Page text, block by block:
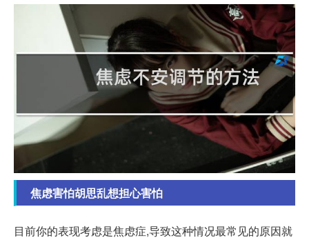
焦虑害怕胡思乱想担心害怕
目前你的表现考虑是焦虑症,导致这种情况最常见的原因就